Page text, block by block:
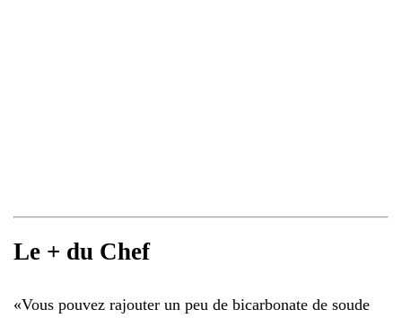
Le + du Chef
«Vous pouvez rajouter un peu de bicarbonate de soude